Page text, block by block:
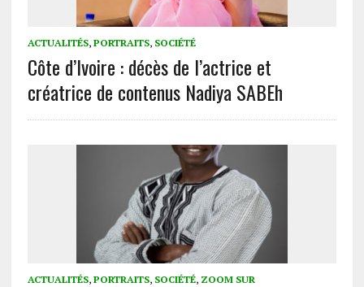
ACTUALITÉS, PORTRAITS, SOCIÉTÉ
Côte d’Ivoire : décès de l’actrice et
créatrice de contenus Nadiya SABEh
ACTUALITÉS, PORTRAITS, SOCIÉTÉ, ZOOM SUR